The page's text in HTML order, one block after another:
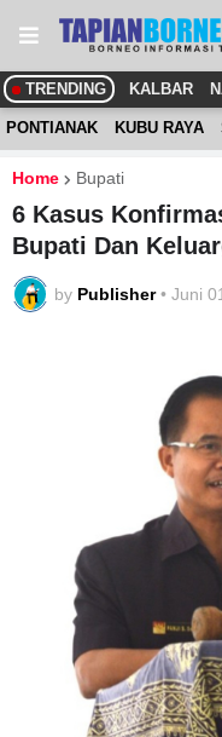
TRENDING KALBAR
PONTIANAK KUBU RAYA
Home Bupati
6 Kasus
Bupati Dan
by Publisher • Juni